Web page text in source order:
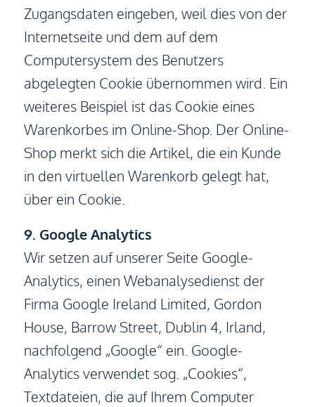
Zugangsdaten eingeben, weil dies von der
Internetseite und dem auf dem
Computersystem des Benutzers
abgelegten Cookie übernommen wird. Ein
weiteres Beispiel ist das Cookie eines
Warenkorbes im Online-Shop. Der Online-
Shop merkt sich die Artikel, die ein Kunde
in den virtuellen Warenkorb gelegt hat,
über ein Cookie.
9. Google Analytics
Wir setzen auf unserer Seite Google-
Analytics, einen Webanalysedienst der
Firma Google Ireland Limited, Gordon
House, Barrow Street, Dublin 4, Irland,
nachfolgend „Google“ ein. Google-
Analytics verwendet sog. „Cookies“,
Textdateien, die auf Ihrem Computer